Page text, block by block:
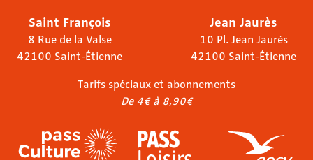
Saint François
8 Rue de la Valse
42100 Saint-Étienne
Jean Jaurès
10 Pl. Jean Jaurès
42100 Saint-Étienne
Tarifs spéciaux et abonnements
De 4€ à 8,90€